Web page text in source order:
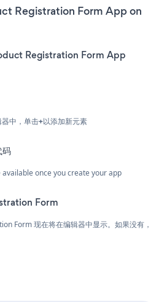
Registration Form App on
Registration Form App
中，单击+以添加新元素
available once you create your app
Form
Form 现在将在编辑器中显示。如果没有，